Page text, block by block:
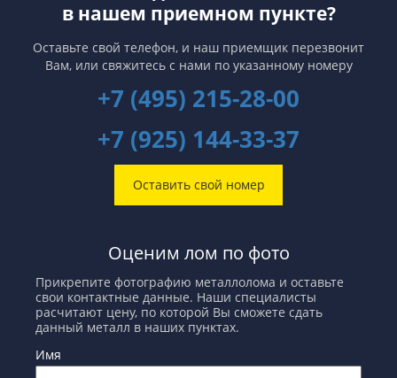
в нашем приемном пункте?
Оставьте свой телефон, и наш приемщик перезвонит
Вам, или свяжитесь с нами по указанному номеру
+7 (495) 215-28-00
+7 (925) 144-33-37
Оставить свой номер
Оценим лом по фото
Прикрепите фотографию металлолома и оставьте
свои контактные данные. Наши специалисты
расчитают цену, по которой Вы сможете сдать
данный металл в наших пунктах.
Имя